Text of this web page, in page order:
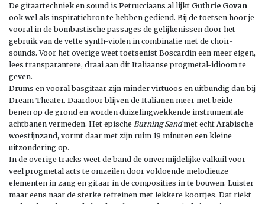
De gitaartechniek en sound is Petrucciaans al lijkt Guthrie Govan
ook wel als inspiratiebron te hebben gediend. Bij de toetsen hoor je
vooral in de bombastische passages de gelijkenissen door het
gebruik van de vette synth-violen in combinatie met de choir-
sounds. Voor het overige weet toetsenist Boscardin een meer eigen,
lees transparantere, draai aan dit Italiaanse progmetal-idioom te
geven.
Drums en vooral basgitaar zijn minder virtuoos en uitbundig dan bij
Dream Theater. Daardoor blijven de Italianen meer met beide
benen op de grond en worden duizelingwekkende instrumentale
achtbanen vermeden. Het epische Burning Sandmet echt Arabische
woestijnzand, vormt daar met zijn ruim 19 minuten een kleine
uitzondering op.
In de overige tracks weet de band de onvermijdelijke valkuil voor
veel progmetal acts te omzeilen door voldoende melodieuze
elementen in zang en gitaar in de composities in te bouwen. Luister
maar eens naar de sterke refreinen met lekkere koortjes. Dat riekt